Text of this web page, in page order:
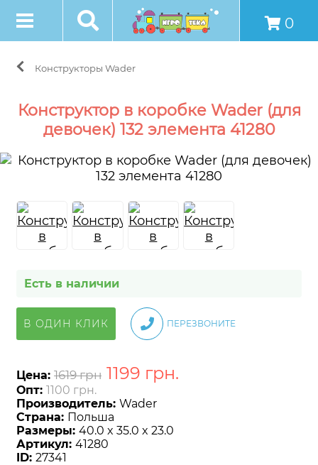
0
Конструкторы Wader
Конструктор в коробке Wader (для
девочек) 132 элемента 41280
Есть в наличии
В ОДИН КЛИК ПЕРЕЗВОНИТЕ
Цена: 1619 грн 1199 грн.
Опт: 1100 грн.
Производитель: Wader
Страна: Польша
Размеры: 40.0 x 35.0 x 23.0
Артикул: 41280
ID: 27341